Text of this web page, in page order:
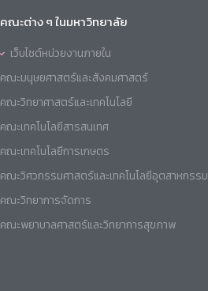
คณะต่าง ๆ ในมหาวิทยาลัย
เว็บไซต์หน่วยงานภายใน
คณะมนุษยศาสตร์และสังคมศาสตร์
คณะวิทยาศาสตร์และเทคโนโลยี
คณะเทคโนโลยีสารสนเทศ
คณะเทคโนโลยีการเกษตร
คณะวิศวกรรมศาสตร์และเทคโนโลยีอุตสาหกรรม
คณะวิทยาการจัดการ
คณะพยาบาลศาสตร์และวิทยาการสุขภาพ